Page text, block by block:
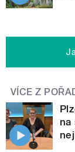
VÍCE Z
na